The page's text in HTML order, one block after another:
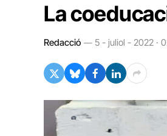
La
Redacció 5 - juliol - 2022 ·